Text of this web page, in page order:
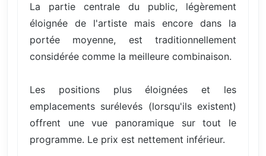
La partie centrale du public, légèrement
éloignée de l'artiste mais encore dans la
portée moyenne, est traditionnellement
considérée comme la meilleure combinaison.
Les positions plus éloignées et les
emplacements surélevés (lorsqu'ils existent)
offrent une vue panoramique sur tout le
programme. Le prix est nettement inférieur.